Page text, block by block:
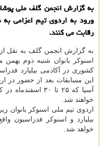
به گزارش انجمن گلف ملی
ورود به اردوی تیم اعزامی به
رقابت می کنند.
به گزارش انجمن گلف به نقل
اسنوکر بانوان شنبه دوم
کشوری در آکادمی بیلیارد
این مسابقات بعد از حضور در
آسیا که ۲۵ تا ۳۰
خواهند شد.
اردوی تیم ملی اسنوکر بانوان
بیلیارد و اسنوکر فدراسیون
خواهد شد.